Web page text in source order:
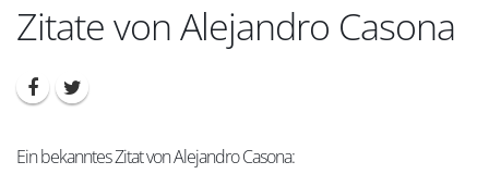
Zitate von Alejandro Casona
Ein bekanntes Zitat von Alejandro Casona: